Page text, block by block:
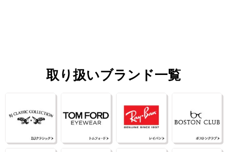
取り扱いブランド一覧